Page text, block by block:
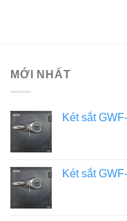
MỚI NHẤT
Két sắt
Két sắt